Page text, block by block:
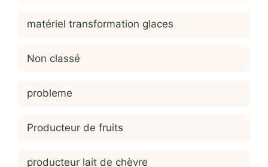
matériel transformation glaces
Non classé
probleme
Producteur de fruits
producteur lait de chèvre